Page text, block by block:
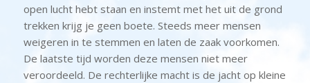
open lucht hebt staan en instemt met het uit de grond
trekken krijg je geen boete. Steeds meer mensen
weigeren in te stemmen en laten de zaak voorkomen.
De laatste tijd worden deze mensen niet meer
veroordeeld. De rechterlijke macht is de jacht op kleine